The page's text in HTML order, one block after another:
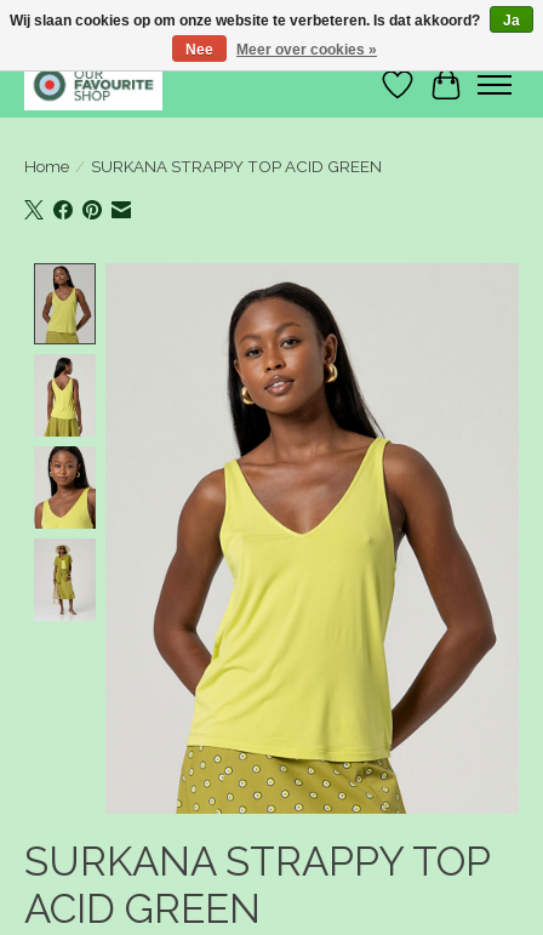
Verlanglijst
Home / SURKANA STRAPPY TOP ACID GREEN
SURKANA STRAPPY TOP
ACID GREEN
Wij slaan cookies op om onze website te verbeteren. Is dat akkoord?
Ja
Nee
Meer over cookies »